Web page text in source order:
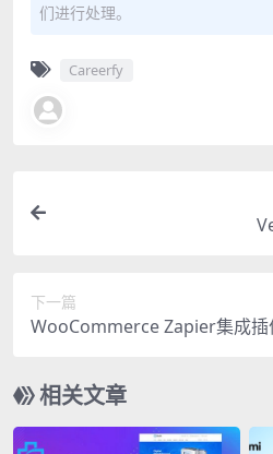
们进行处理。
Careerfy
下一篇
WooCommerce Zapier集成插
相关文章